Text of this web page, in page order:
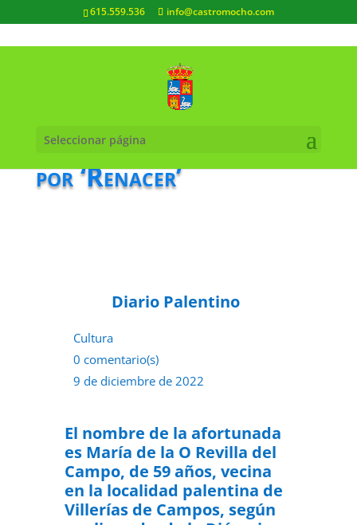
615.559.536 info@castromocho.com
Seleccionar página
60.000 personas pasan
por ‘Renacer’
Diario Palentino
Cultura
0 comentario(s)
9 de diciembre de 2022
El nombre de la afortunada
es María de la O Revilla del
Campo, de 59 años, vecina
en la localidad palentina de
Villerías de Campos, según